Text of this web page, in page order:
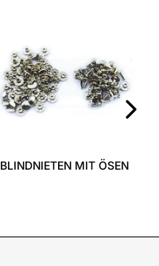
BLINDNIETEN MIT ÖSEN